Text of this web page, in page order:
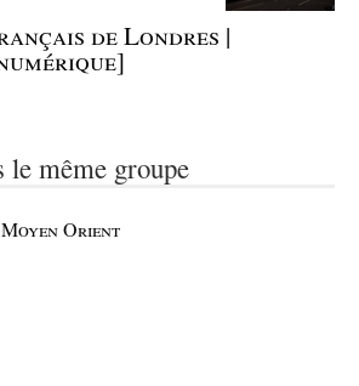
de Londres |
le même groupe
Orient